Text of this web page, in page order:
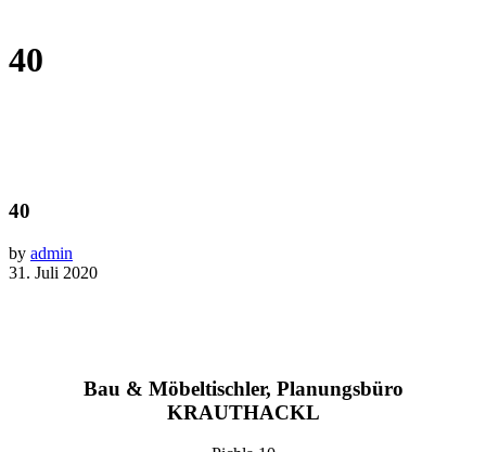
40
40
by admin
31. Juli 2020
Bau & Möbeltischler, Planungsbüro
KRAUTHACKL